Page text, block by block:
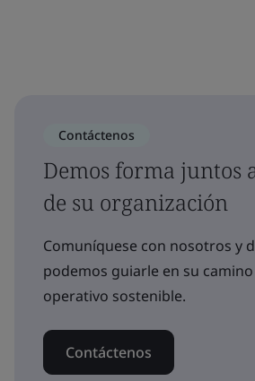
Contáctenos
Demos forma juntos
de su organización
Comuníquese con nosotros y
podemos guiarle en su
operativo sostenible.
Contáctenos